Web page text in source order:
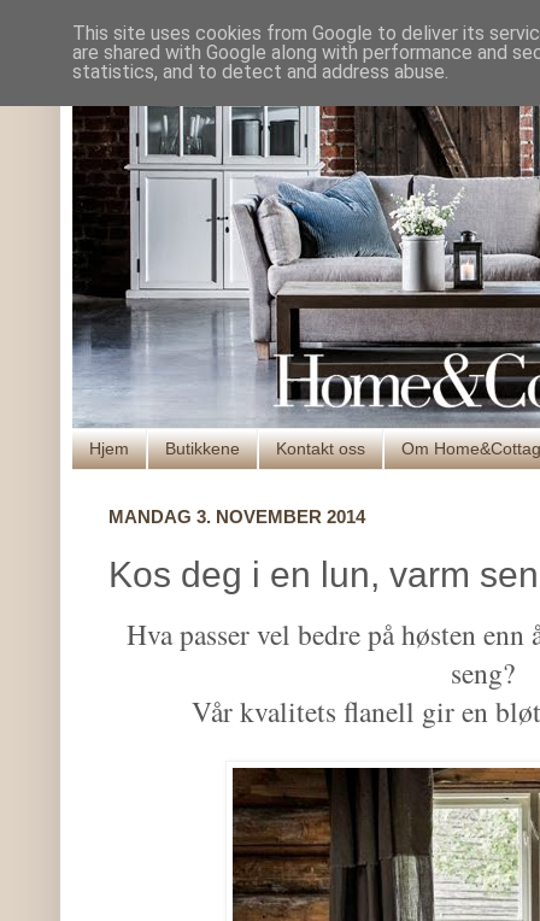
Hjem Butikkene Kontakt oss Om
MANDAG 3. NOVEMBER 2014
Kos deg i en lun, varm
Hva passer vel bedre på høsten
seng?
Vår kvalitets flanell gir en
This site uses cookies from Google to deliver its
are shared with Google along with performance and
statistics, and to detect and address abuse.